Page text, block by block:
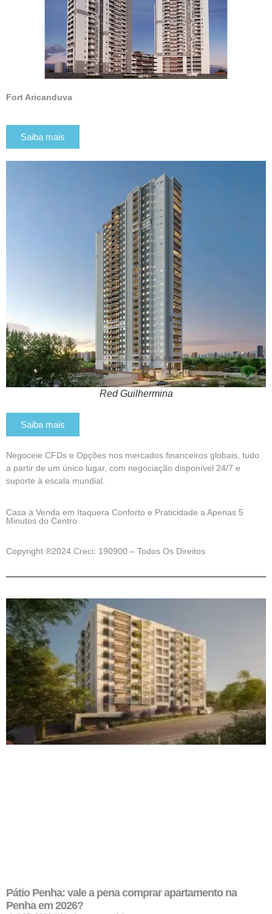
Fort Aricanduva
Saiba mais
Red Guilhermina
Saiba mais
Negoceie CFDs e Opções nos mercados financeiros globais, tudo
a partir de um único lugar, com negociação disponível 24/7 e
suporte à escala mundial.
Casa à Venda em Itaquera Conforto e Praticidade a Apenas 5
Minutos do Centro
Copyright ®2024 Creci: 190900 – Todos Os Direitos
Pátio Penha: vale a pena comprar apartamento na
Penha em 2026?